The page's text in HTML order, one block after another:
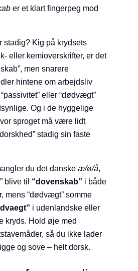
er et klart fingerpeg mod
stadig? Kig på krydsets
eller kemi­overskrifter, er det
men snarere
hintene om arbejdsliv
eller “dødvægt”
Og i de hyggelige
sproget må være lidt
stadig sin faste
du det danske æ/ø/å,
blive til “dovenskab” i både
mens “dødvægt” somme
i udenlandske eller
kryds. Hold øje med
så du ikke lader
og sove – helt dorsk.